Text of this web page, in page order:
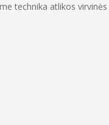
technika atlikos virvinės